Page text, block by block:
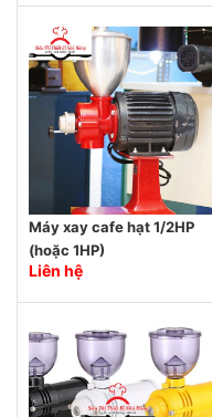
Máy xay cafe hạt 1/2HP
(hoặc 1HP)
Liên hệ